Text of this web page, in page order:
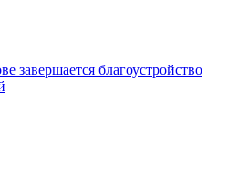
завершается благоустройство